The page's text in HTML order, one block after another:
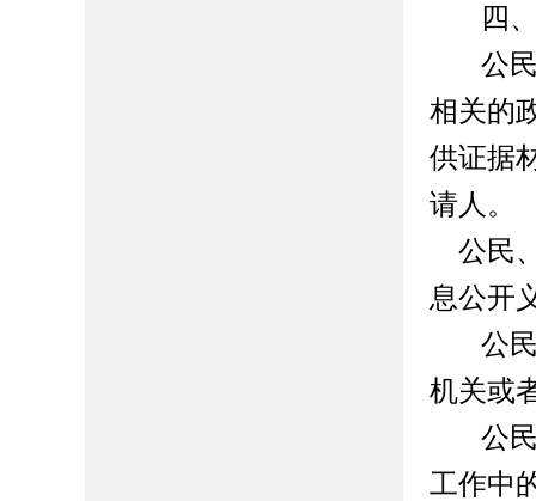
四
公
相关的
供证据
请人。
公民
息公开
公
机关或
公
工作中